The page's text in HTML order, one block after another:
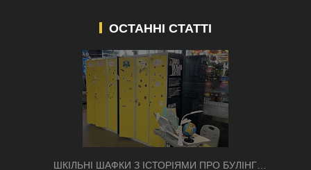
ОСТАННІ СТАТТІ
ШКІЛЬНІ ШАФКИ З ІСТОРІЯМИ ПРО БУЛІНГ